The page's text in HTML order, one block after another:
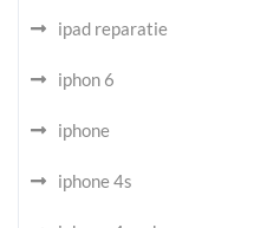
ipad reparatie
iphon 6
iphone
iphone 4s